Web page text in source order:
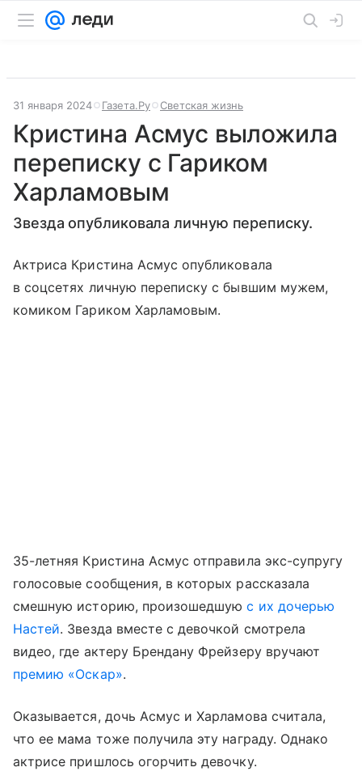
31 января 2024 Газета.Ру Светская жизнь
Кристина Асмус выложила
переписку с Гариком
Харламовым
Звезда опубликовала личную переписку.
Актриса Кристина Асмус опубликовала
в соцсетях личную переписку с бывшим мужем,
комиком Гариком Харламовым.
35-летняя Кристина Асмус отправила экс-супругу
голосовые сообщения, в которых рассказала
смешную историю, произошедшуюс их дочерью
Настей. Звезда вместе с девочкой смотрела
видео, где актеру Брендану Фрейзеру вручают
премию «Оскар».
Оказывается, дочь Асмус и Харламова считала,
что ее мама тоже получила эту награду. Однако
актрисе пришлось огорчить девочку.